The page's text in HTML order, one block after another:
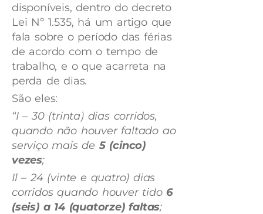
disponíveis, dentro do decreto
Lei Nº 1.535, há um artigo que
fala sobre o período das férias
de acordo com o tempo de
trabalho, e o que acarreta na
perda de dias.
São eles:
“I – 30 (trinta) dias corridos,
quando não houver faltado ao
serviço mais de 5 (cinco)
vezes;
Il – 24 (vinte e quatro) dias
corridos quando houver tido 6
(seis) a 14 (quatorze) faltas;